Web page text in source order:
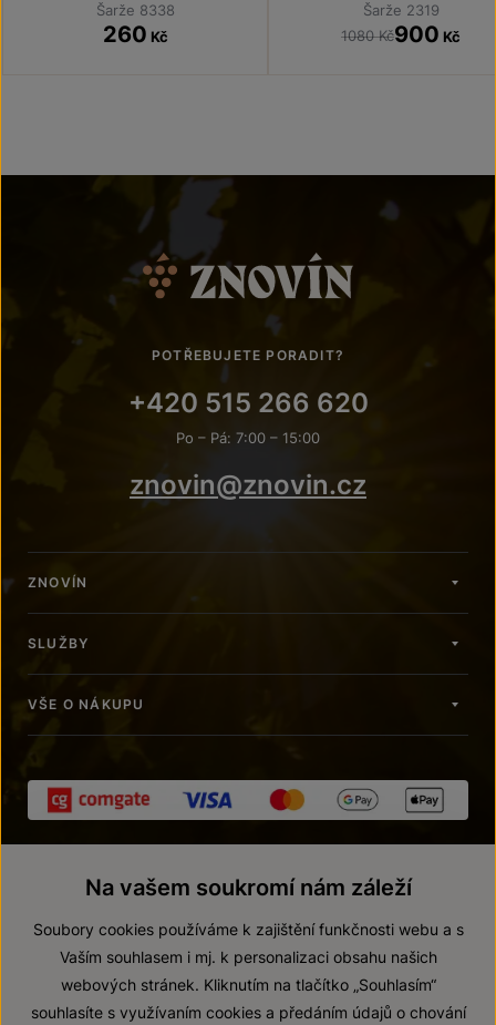
Šarže 8338
260 Kč
Šarže 2319
1080 Kč900 Kč
POTŘEBUJETE PORADIT?
+420 515 266 620
Po – Pá: 7:00 – 15:00
znovin@znovin.cz
ZNOVÍN
SLUŽBY
VŠE O NÁKUPU
© 2026 ZNOVÍN ZNOJMO, a. s.
Na vašem soukromí nám záleží
Soubory cookies používáme k zajištění funkčnosti webu a s
Vaším souhlasem i mj. k personalizaci obsahu našich
webových stránek. Kliknutím na tlačítko „Souhlasím“
souhlasíte s využívaním cookies a předáním údajů o chování